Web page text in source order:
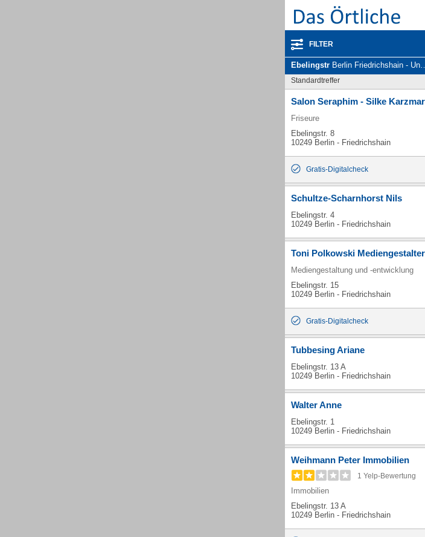
FILTER
Ebelingstr Berlin Friedrichshain - Unternehmen und Personen
Standardtreffer
Salon Seraphim - Silke
Friseure
Ebelingstr. 8
10249 Berlin - Friedrichshain
Gratis-Digitalcheck
Schultze-Scharnhorst Nils
Ebelingstr. 4
10249 Berlin - Friedrichshain
Toni Polkowski Mediengestalter
Mediengestaltung und -entwicklung
Ebelingstr. 15
10249 Berlin - Friedrichshain
Gratis-Digitalcheck
Tubbesing Ariane
Ebelingstr. 13 A
10249 Berlin - Friedrichshain
Walter Anne
Ebelingstr. 1
10249 Berlin - Friedrichshain
Weihmann Peter Immobilien
1 Yelp-Bewertung
Immobilien
Ebelingstr. 13 A
10249 Berlin - Friedrichshain